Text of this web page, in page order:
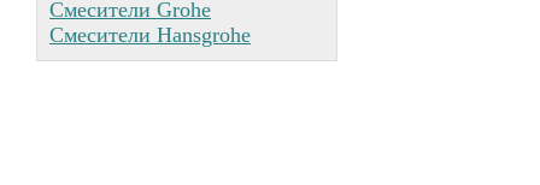
Смесители Grohe
Смесители Hansgrohe